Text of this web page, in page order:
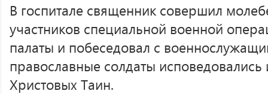
В госпитале священник совершил
участников специальной военной
палаты и побеседовал с
православные солдаты исповедовались
Христовых Таин.